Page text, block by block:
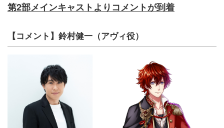
第2部メインキャストよりコメントが到着
【コメント】鈴村健一（アヴィ役）